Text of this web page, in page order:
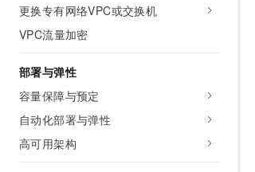
更换专有网络VPC或交换机
VPC流量加密
部署与弹性
容量保障与预定
自动化部署与弹性
高可用架构